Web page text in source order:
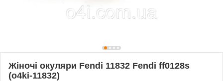
Жіночі окуляри Fendi 11832 Fendi ff0128s
(o4ki-11832)